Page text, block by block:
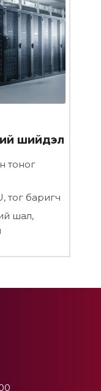
шийдэл
тоног
тог баригч
шал,